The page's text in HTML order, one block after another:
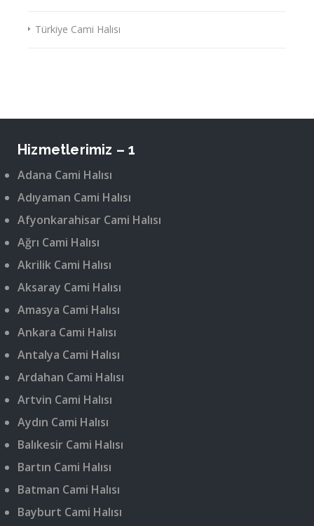
Türkiye Cami Halısı
Hizmetlerimiz – 1
Adana Cami Halısı
Adıyaman Cami Halısı
Afyonkarahisar Cami Halısı
Ağrı Cami Halısı
Akrilik Cami Halısı
Aksaray Cami Halısı
Amasya Cami Halısı
Ankara Cami Halısı
Antalya Cami Halısı
Ardahan Cami Halısı
Artvin Cami Halısı
Aydın Cami Halısı
Balıkesir Cami Halısı
Bartın Cami Halısı
Batman Cami Halısı
Bayburt Cami Halısı